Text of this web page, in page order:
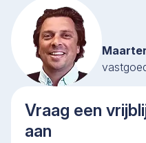
Vraag een
aan